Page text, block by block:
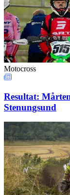
Motocross
Resultat:
Stenungsund